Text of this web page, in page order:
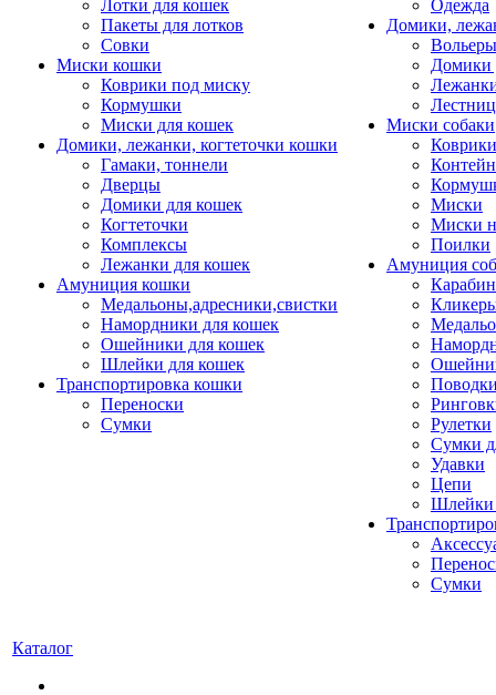
Лотки для кошек
Пакеты для лотков
Совки
Миски кошки
Коврики под миску
Кормушки
Миски для кошек
Домики, лежанки, когтеточки кошки
Гамаки, тоннели
Дверцы
Домики для кошек
Когтеточки
Комплексы
Лежанки для кошек
Амуниция кошки
Медальоны,адресники,свистки
Намордники для кошек
Ошейники для кошек
Шлейки для кошек
Транспортировка кошки
Переноски
Сумки
Одежда
Домики,
Домики
Миски собаки
Миски
Миски
Поилки
Амуниция
Рулетки
Сумки
Удавки
Цепи
Шлейки
Сумки
Каталог